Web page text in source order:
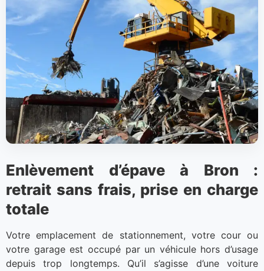
Enlèvement d’épave à Bron :
retrait sans frais, prise en charge
totale
Votre emplacement de stationnement, votre cour ou
votre garage est occupé par un véhicule hors d’usage
depuis trop longtemps. Qu’il s’agisse d’une voiture